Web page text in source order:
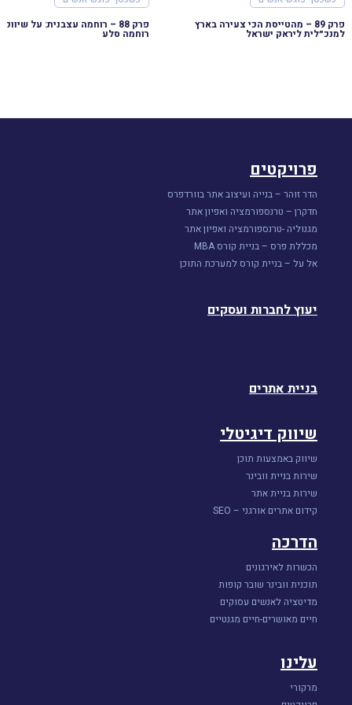
פרק 89 – מהטייסת הכי צעירה בארץ
למנכ״לית ליראק ישראל רוחמה סלע
פרויקטים
הדר זוהר – בנייה ועיצוב אתר בוורדפרס
חדקרן – טרנספורמציה ואפיון אתר
מגנוליה -טרנספורמציה ואפיון אתר
מכללת פרס – בניית קורס MBA
אל על – בניית קורס למערכת התוכן
יעוץ לחברות ועסקים
בניית אתרים
שיווק דיגיטלי
שיווק באמצעות תוכן
שירות בניית וובינר
שירות בניית אתר
קידום אתרים אורגני – SEO
הדרכה
הכשרות לאירגונים
תוכנית וובינר שובר קופות
מדיטציה לאנשים עסוקים
חיים מאושרים-חיים מגנטיים
עלינו
מרקורי